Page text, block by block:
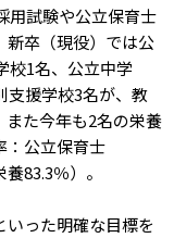
用試験や公立保育士
新卒（現役）では公
校1名、公立中学
支援学校3名が、教
また今年も2名の栄養
：公立保育士
83.3％）。
った明確な目標を